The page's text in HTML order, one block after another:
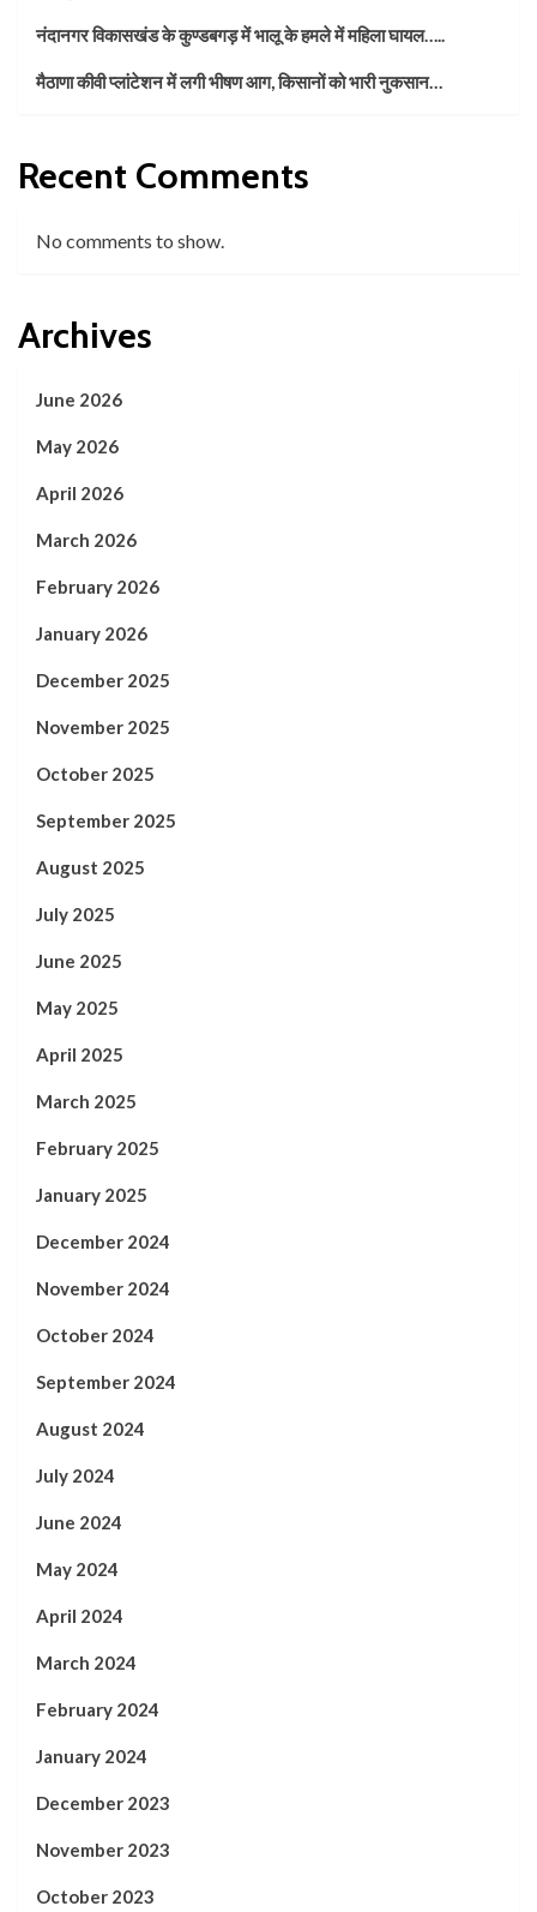
नंदानगर विकासखंड के कुण्डबगड़ में भालू के हमले में महिला घायल…..
मैठाणा कीवी प्लांटेशन में लगी भीषण आग, किसानों को भारी नुकसान…
Recent Comments
No comments to show.
Archives
June 2026
May 2026
April 2026
March 2026
February 2026
January 2026
December 2025
November 2025
October 2025
September 2025
August 2025
July 2025
June 2025
May 2025
April 2025
March 2025
February 2025
January 2025
December 2024
November 2024
October 2024
September 2024
August 2024
July 2024
June 2024
May 2024
April 2024
March 2024
February 2024
January 2024
December 2023
November 2023
October 2023